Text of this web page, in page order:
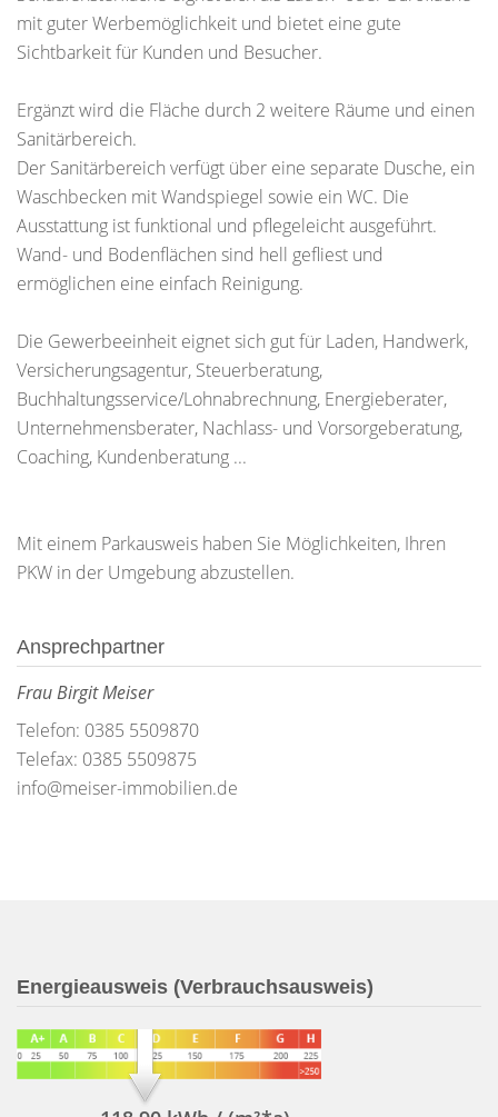
mit guter Werbemöglichkeit und bietet eine gute
Sichtbarkeit für Kunden und Besucher.
Ergänzt wird die Fläche durch 2 weitere Räume und einen
Sanitärbereich.
Der Sanitärbereich verfügt über eine separate Dusche, ein
Waschbecken mit Wandspiegel sowie ein WC. Die
Ausstattung ist funktional und pflegeleicht ausgeführt.
Wand- und Bodenflächen sind hell gefliest und
ermöglichen eine einfach Reinigung.
Die Gewerbeeinheit eignet sich gut für Laden, Handwerk,
Versicherungsagentur, Steuerberatung,
Buchhaltungsservice/Lohnabrechnung, Energieberater,
Unternehmensberater, Nachlass- und Vorsorgeberatung,
Coaching, Kundenberatung ...
Mit einem Parkausweis haben Sie Möglichkeiten, Ihren
PKW in der Umgebung abzustellen.
Ansprechpartner
Frau Birgit Meiser
Telefon: 0385 5509870
Telefax: 0385 5509875
info@meiser-immobilien.de
Energieausweis (Verbrauchsausweis)